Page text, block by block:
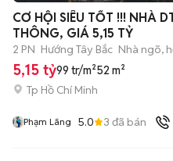
CƠ HỘI SIÊU TỐT !!! NHÀ
THÔNG, GIÁ 5,15 TỶ
2 PN Hướng Tây Bắc Nhà ngõ,
5,15 tỷ99 tr/m²52 m²
Tp Hồ Chí Minh
Phạm Lãng 5.0 3 đã bán